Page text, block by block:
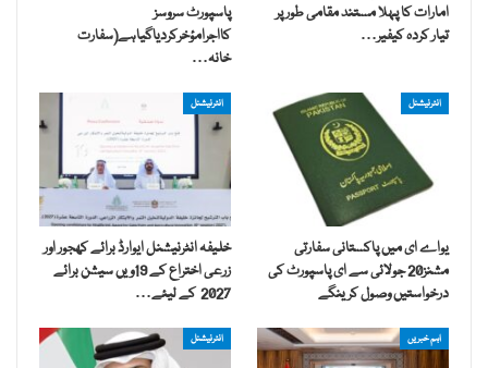
امارات کا پہلا مستند مقامی طور پر
تیار کردہ کیفیر…
پاسپورٹ سروسز
کااجرامؤخرکردیاگیاہے(سفارت
خانہ…
انٹرنیشنل
یواے ای میں پاکستانی سفارتی
مشنز20 جولائی سے ای پاسپورٹ کی
درخواستیں وصول کرینگے
انٹرنیشنل
خلیفہ انٹرنیشنل ایوارڈ برائے کھجور اور
زرعی اختراع کے 19ویں سیشن برائے
2027 کے لیئے…
اہم خبریں انٹرنیشنل